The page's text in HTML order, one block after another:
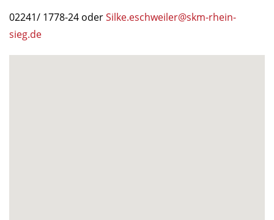
02241/ 1778-24 oderSilke.eschweiler@skm-rhein-
sieg.de